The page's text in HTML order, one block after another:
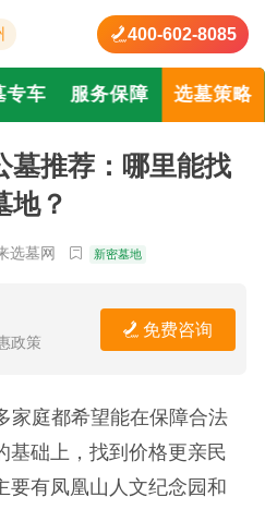
400-602-8085
专车 服务保障 选墓策略
墓推荐：哪里能找
地？
选墓网 新密墓地
政策
免费咨询
家庭都希望能在保障合法
基础上，找到价格更亲民
要有凤凰山人文纪念园和